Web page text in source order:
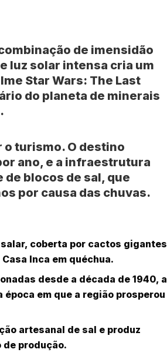
de imensidão
luz solar intensa cria um
Star Wars: The Last
do planeta de minerais
turismo. O destino
ano, e a infraestrutura
blocos de sal, que
por causa das chuvas.
coberta por cactos gigantes
Inca em quéchua.
desde a década de 1940, a
época em que a região prosperou
artesanal de sal e produz
produção.